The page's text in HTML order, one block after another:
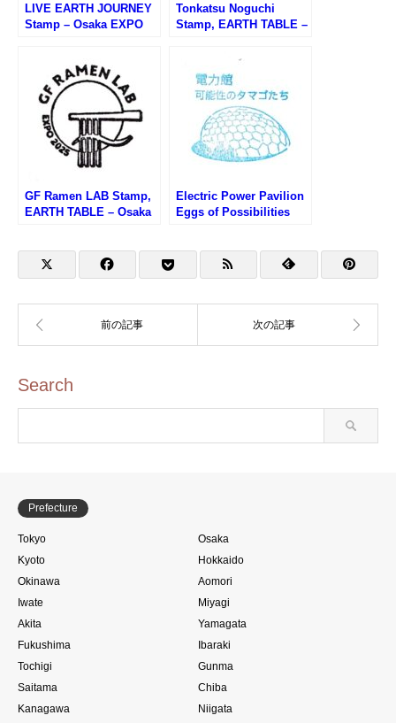
LIVE EARTH JOURNEY
Stamp – Osaka EXPO
Tonkatsu Noguchi
Stamp, EARTH TABLE –
万博・とんかつ乃ぐちの
スタンプ)
GF Ramen LAB Stamp,
EARTH TABLE – Osaka
Electric Power Pavilion
Eggs of Possibilities
のスタンプ)
Search
Prefecture
Tokyo
Osaka
Kyoto
Hokkaido
Okinawa
Aomori
Iwate
Miyagi
Akita
Yamagata
Fukushima
Ibaraki
Tochigi
Gunma
Saitama
Chiba
Kanagawa
Niigata